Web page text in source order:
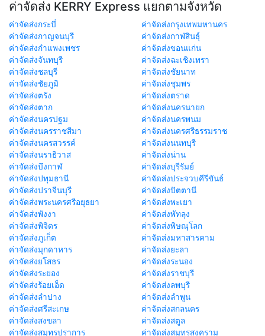
ค่าจัดส่ง KERRY Express แยกตามจังหวัด
ค่าจัดส่งกระบี่
ค่าจัดส่งกรุงเทพมหานคร
ค่าจัดส่งกาญจนบุรี
ค่าจัดส่งกาฬสินธุ์
ค่าจัดส่งกำแพงเพชร
ค่าจัดส่งขอนแก่น
ค่าจัดส่งจันทบุรี
ค่าจัดส่งฉะเชิงเทรา
ค่าจัดส่งชลบุรี
ค่าจัดส่งชัยนาท
ค่าจัดส่งชัยภูมิ
ค่าจัดส่งชุมพร
ค่าจัดส่งตรัง
ค่าจัดส่งตราด
ค่าจัดส่งตาก
ค่าจัดส่งนครนายก
ค่าจัดส่งนครปฐม
ค่าจัดส่งนครพนม
ค่าจัดส่งนครราชสีมา
ค่าจัดส่งนครศรีธรรมราช
ค่าจัดส่งนครสวรรค์
ค่าจัดส่งนนทบุรี
ค่าจัดส่งนราธิวาส
ค่าจัดส่งน่าน
ค่าจัดส่งบึงกาฬ
ค่าจัดส่งบุรีรัมย์
ค่าจัดส่งปทุมธานี
ค่าจัดส่งประจวบคีรีขันธ์
ค่าจัดส่งปราจีนบุรี
ค่าจัดส่งปัตตานี
ค่าจัดส่งพระนครศรีอยุธยา
ค่าจัดส่งพะเยา
ค่าจัดส่งพังงา
ค่าจัดส่งพัทลุง
ค่าจัดส่งพิจิตร
ค่าจัดส่งพิษณุโลก
ค่าจัดส่งภูเก็ต
ค่าจัดส่งมหาสารคาม
ค่าจัดส่งมุกดาหาร
ค่าจัดส่งยะลา
ค่าจัดส่งยโสธร
ค่าจัดส่งระนอง
ค่าจัดส่งระยอง
ค่าจัดส่งราชบุรี
ค่าจัดส่งร้อยเอ็ด
ค่าจัดส่งลพบุรี
ค่าจัดส่งลำปาง
ค่าจัดส่งลำพูน
ค่าจัดส่งศรีสะเกษ
ค่าจัดส่งสกลนคร
ค่าจัดส่งสงขลา
ค่าจัดส่งสตูล
ค่าจัดส่งสมุทรปราการ
ค่าจัดส่งสมุทรสงคราม